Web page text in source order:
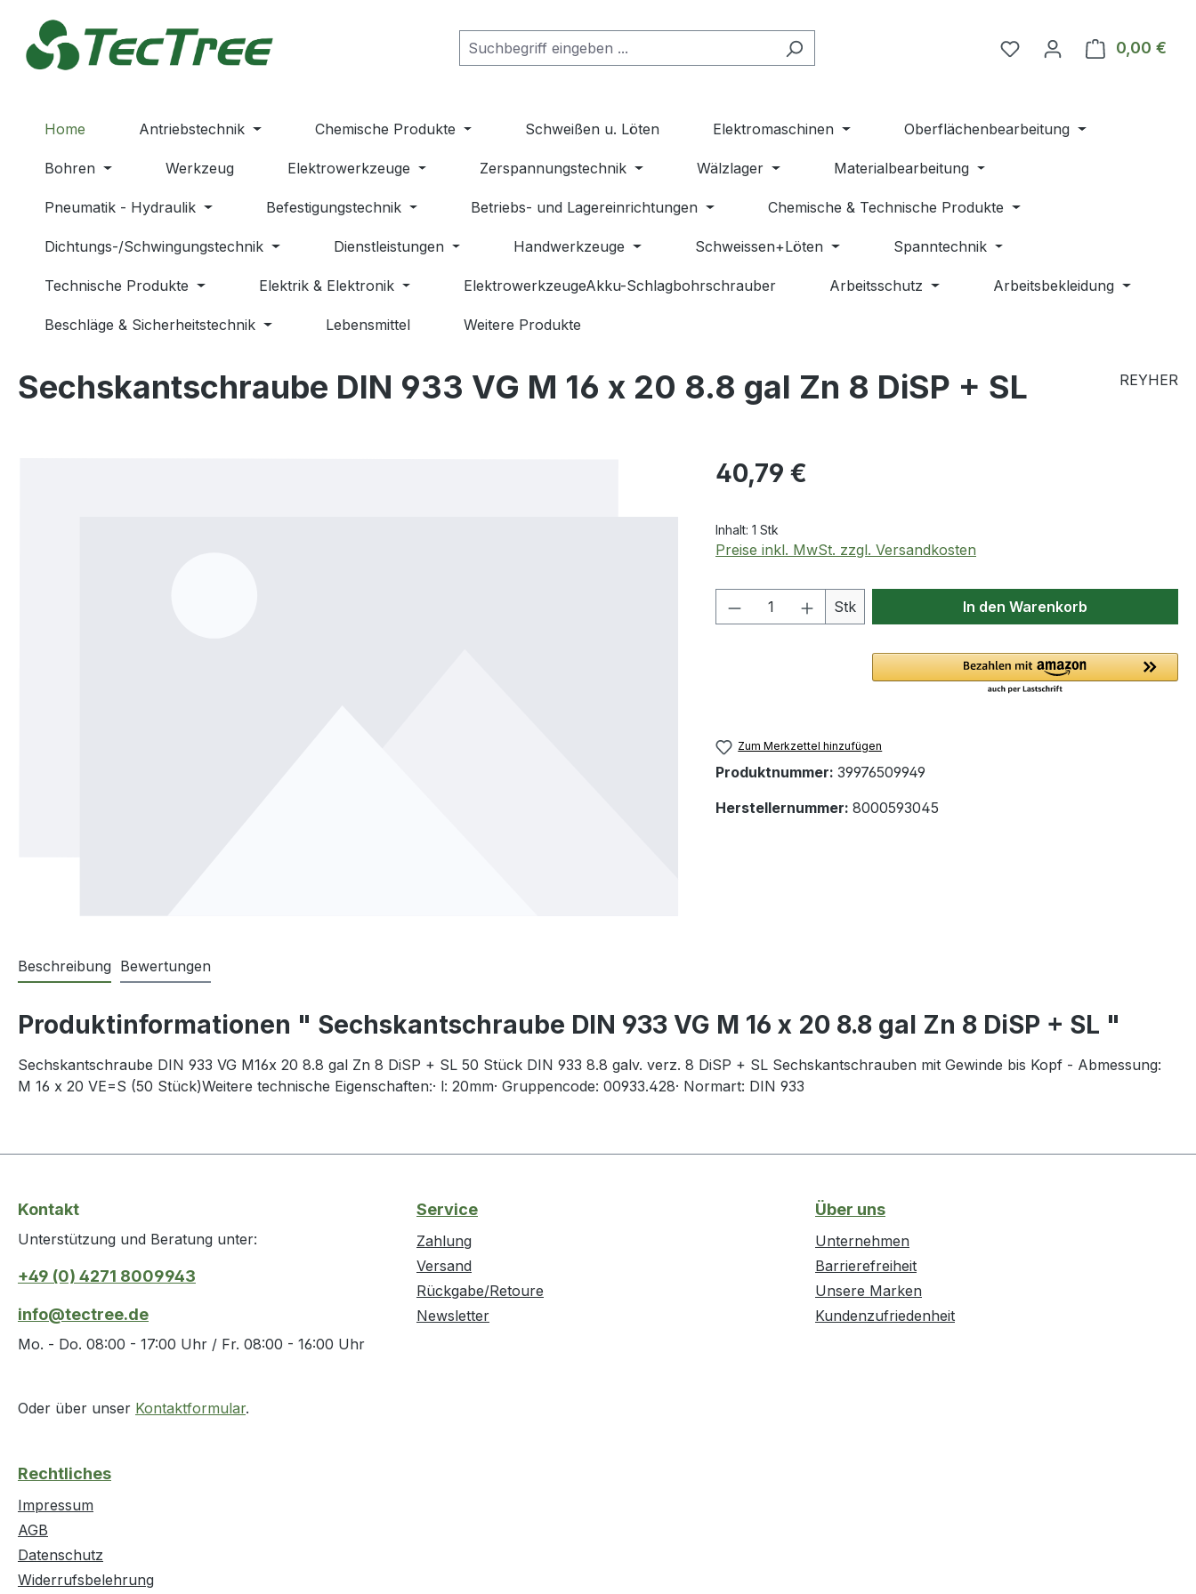
Hauptinhalt springen
Zur Suche springen
Zur Hauptnavigation springen
Du hast 0 Produkte auf
0,00 €
Home Antriebstechnik Chemische Produkte Schweißen u. Löten Elektromaschinen Oberflächenbearbeitung
Bohren Werkzeug Elektrowerkzeuge Zerspannungstechnik Wälzlager Materialbearbeitung
Pneumatik - Hydraulik Befestigungstechnik Betriebs- und Lagereinrichtungen Chemische & Technische Produkte
Dichtungs-/Schwingungstechnik Dienstleistungen Handwerkzeuge Schweissen+Löten Spanntechnik
Technische Produkte Elektrik & Elektronik ElektrowerkzeugeAkku-Schlagbohrschrauber Arbeitsschutz Arbeitsbekleidung
Beschläge & Sicherheitstechnik Lebensmittel Weitere Produkte
Sechskantschraube DIN 933 VG M 16 x 20 8.8 gal Zn 8 DiSP + SL REYHER
Regulärer Preis:
40,79 €
Inhalt: 1 Stk
Preise inkl. MwSt. zzgl. Versandkosten
Produkt Anzahl: Gib den gewünschten Wert
Stk In den Warenkorb
Zum Merkzettel hinzufügen
Produktnummer: 39976509949
Herstellernummer: 8000593045
Beschreibung Bewertungen
Produktinformationen " Sechskantschraube DIN 933 VG M 16 x 20 8.8 gal Zn 8 DiSP + SL "
Sechskantschraube DIN 933 VG M16x 20 8.8 gal Zn 8 DiSP + SL 50 Stück DIN 933 8.8 galv. verz. 8 DiSP + SL Sechskantschrauben mit Gewinde bis Kopf - Abmessung:
M 16 x 20 VE=S (50 Stück)Weitere technische Eigenschaften:· l: 20mm· Gruppencode: 00933.428· Normart: DIN 933
Kontakt
Unterstützung und Beratung unter:
+49 (0) 4271 8009943
info@tectree.de
Mo. - Do. 08:00 - 17:00 Uhr / Fr. 08:00 - 16:00 Uhr
Oder über unser Kontaktformular.
Service
Zahlung
Versand
Rückgabe/Retoure
Newsletter
Über uns
Unternehmen
Barrierefreiheit
Unsere Marken
Kundenzufriedenheit
Rechtliches
Impressum
AGB
Datenschutz
Widerrufsbelehrung